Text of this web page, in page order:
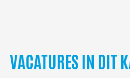
VACATURES IN DIT